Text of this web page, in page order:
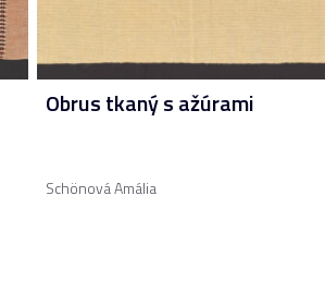
Obrus tkaný s ažúrami
Schönová Amália